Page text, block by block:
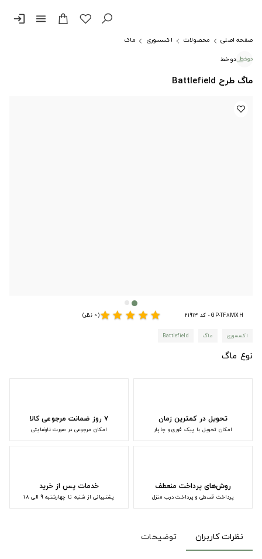
menu
login
صفحه اصلی محصولات اکسسوری
ماگ
دوخط
ماگ طرح Battlefield
GP-TF8MXH - کد 21913 star
star
star
star
star(0 نظر)
اکسسوری ماگ Battlefield
نوع ماگ
تحویل در کمترین زمان
امکان تحویل با پیک فوری و چاپار
۷ روز ضمانت مرجوعی کالا
امکان مرجوعی در صورت نارضایتی
روش‌های پرداخت منعطف
پرداخت قسطی و پرداخت درب منزل
خدمات پس از خرید
پشتیبانی از شنبه تا چهارشنبه 9 الی 18
نظرات کاربران توضیحات